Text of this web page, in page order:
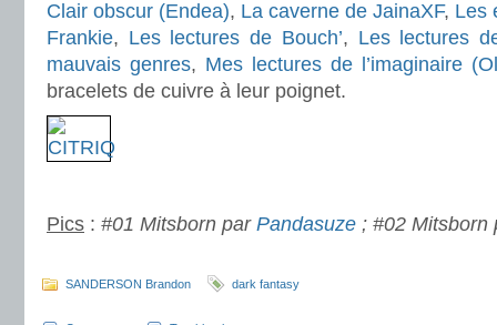
Clair obscur (Endea), La caverne de JainaXF, Les
Frankie, Les lectures de Bouch’, Les lectures
mauvais genres, Mes lectures de l’imaginaire
bracelets de cuivre à leur poignet.
Pics : #01 Mitsborn par Pandasuze ; #02 Mitsborn
SANDERSON Brandon dark fantasy